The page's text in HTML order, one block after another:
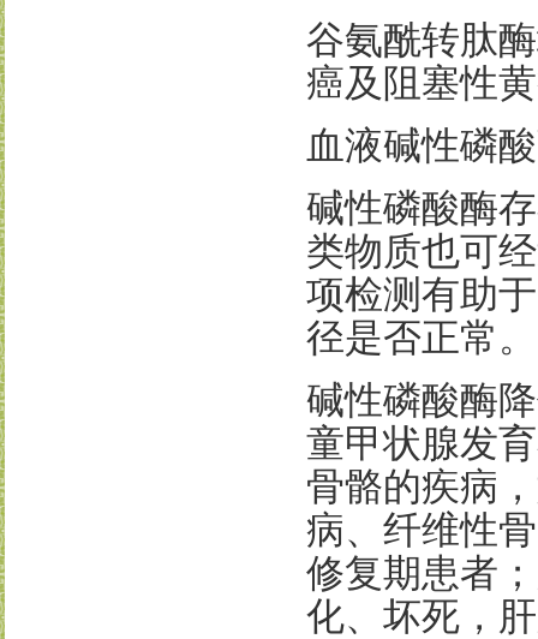
谷氨酰转肽
癌及阻塞性
血液碱性磷
碱性磷酸酶
类物质也可
项检测有助
径是否正常。
碱性磷酸酶
童甲状腺发
骨骼的疾病
病、纤维性
修复期患者
化、坏死，